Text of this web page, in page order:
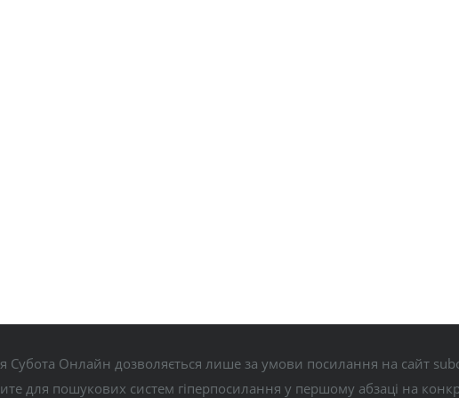
Субота Онлайн дозволяється лише за умови посилання на сайт
для пошукових систем гіперпосилання у першому абзаці на